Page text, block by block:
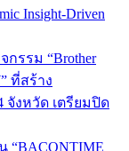
Insight-Driven
รรม “Brother
ที่สร้าง
งหวัด เตรียมปิด
“BACONTIME